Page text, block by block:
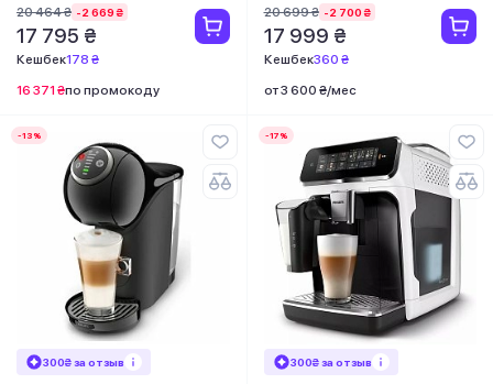
20 464 ₴ -2 669 ₴
17 795 ₴
Кешбек178 ₴
16 371 ₴по промокоду
20 699 ₴ -2 700 ₴
17 999 ₴
Кешбек360 ₴
от 3 600 ₴/мес
-13%
300₴ за отзыв
-17%
300₴ за отзыв